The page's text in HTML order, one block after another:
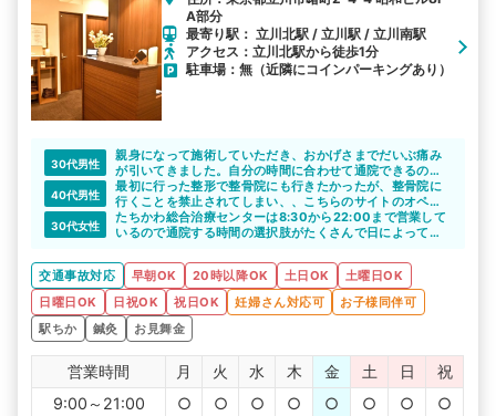
A部分
最寄り駅： 立川北駅 / 立川駅 / 立川南駅
アクセス：立川北駅から徒歩1分
駐車場：無（近隣にコインパーキングあり）
30代男性
親身になって施術していただき、おかげさまでだいぶ痛み
が引いてきました。自分の時間に合わせて通院できるのも
非常に助かりました。
40代男性
最初に行った整形で整骨院にも行きたかったが、整骨院に
行くことを禁止されてしまい、、こちらのサイトのオペレ
ーターに相談しました。
色々相談にのっていただいて、無事整形と整骨院の併用が
30代女性
たちかわ総合治療センターは8:30から22:00まで営業して
いるので通院する時間の選択肢がたくさんで日によってあ
また、昼休みもないので昼間もしっかり施術を受けること
ができました。
交通事故対応 早朝OK 20時以降OK 土日OK
土曜日OK
日曜日OK
日祝OK 祝日OK 妊婦さん対応可
お子様同伴可
駅ちか
鍼灸 お見舞金
営業時間 月 火 水 木 金 土 日
祝
9:00～21:00
○ ○ ○ ○ ○ ○ ○ ○